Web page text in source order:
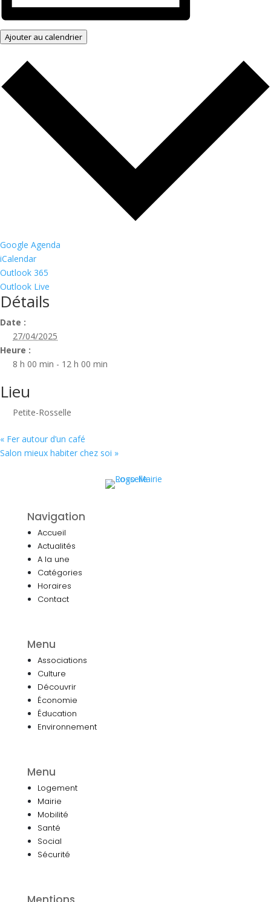
Ajouter au calendrier
Google Agenda
iCalendar
Outlook 365
Outlook Live
Détails
Date :
27/04/2025
Heure :
8 h 00 min - 12 h 00 min
Lieu
Petite-Rosselle
« Fer autour d’un café
Salon mieux habiter chez soi »
Navigation
Accueil
Actualités
A la une
Catégories
Horaires
Contact
Menu
Associations
Culture
Découvrir
Économie
Éducation
Environnement
Menu
Logement
Mairie
Mobilité
Santé
Social
Sécurité